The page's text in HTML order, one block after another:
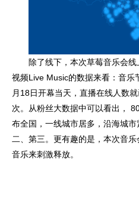
除了线下，本次草莓音乐会线
视频Live Music的数据来看：音
月18日开幕当天，直播在线人数
次。从粉丝大数据中可以看出，
布全国，一线城市居多，沿海城
二、第三。更有趣的是，本次音
音乐来刺激释放。